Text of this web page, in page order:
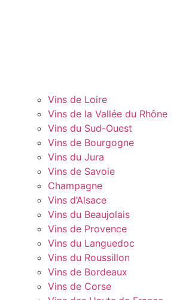
Vins de Loire
Vins de la Vallée du Rhône
Vins du Sud-Ouest
Vins de Bourgogne
Vins du Jura
Vins de Savoie
Champagne
Vins d’Alsace
Vins du Beaujolais
Vins de Provence
Vins du Languedoc
Vins du Roussillon
Vins de Bordeaux
Vins de Corse